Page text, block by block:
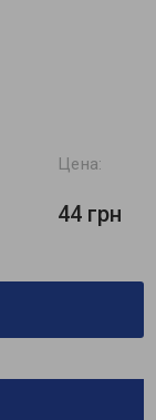
Цена:
44 грн